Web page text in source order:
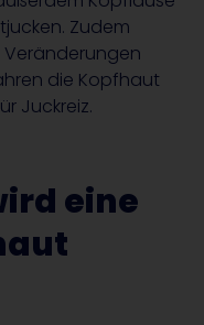
Zudem
die Kopfhaut
Juckreiz.
eine